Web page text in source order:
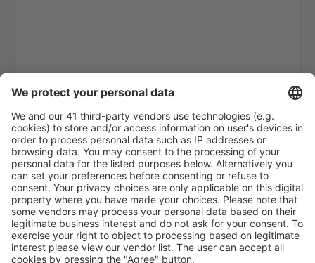
Madrid Barajas (MAD)
Valencia Manises (VLC)
Salamanca Matacan (SLM)
Melilla Airport (MLN)
Mahon Menorca (MAH)
Murcia
Palma de Mallorca Airport (PMI)